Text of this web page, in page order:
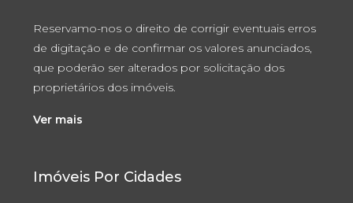
Reservamo-nos o direito de corrigir eventuais erros
de digitação e de confirmar os valores anunciados,
que poderão ser alterados por solicitação dos
proprietários dos imóveis.
Ver mais
Imóveis Por Cidades